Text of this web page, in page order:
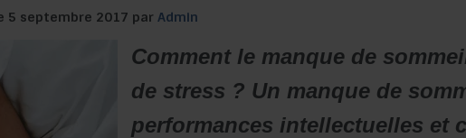
5 septembre 2017 par Admin
Comment le manque de
de stress ? Un manque de
performances intellectuelles et